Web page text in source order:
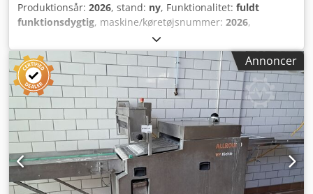
Produktionsår: 2026, stand: ny, Funktionalitet: fuldt
funktionsdygtig, maskine/køretøjsnummer: 2026,
Hævekammer CFI BlueMoon 68 til 1 vogn Til 1 vogn
Temperatur fra 10° til +40°C maks. Dsdpfezk S I Esx Acpock
Luftfugtighed op til 90 % For optimal dejudannelse Touch-
computerstyring Indvendige og udvendige vægge i PVC
Tilslutning 230V, klar til brug Kun hos os: DGUV V3-testet
Mål: 900 x 1150 x 2325 mm, BxDxH NYT apparat & SAB-
testet 12 måneders garanti + reservedelsservice Besøg os!
Annoncer